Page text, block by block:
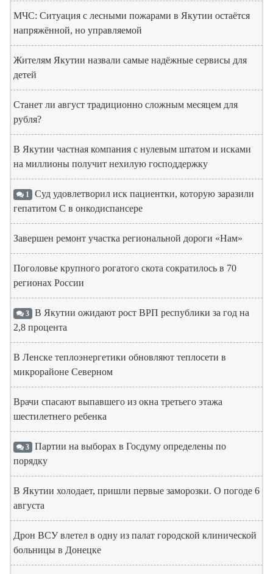
МЧС: Ситуация с лесными пожарами в Якутии остаётся
напряжённой, но управляемой
Жителям Якутии назвали самые надёжные сервисы для
детей
Станет ли август традиционно сложным месяцем для
рубля?
В Якутии частная компания с нулевым штатом и исками
на миллионы получит нехилую господдержку
1 Суд удовлетворил иск пациентки, которую заразили
гепатитом С в онкодиспансере
Завершен ремонт участка региональной дороги «Нам»
Поголовье крупного рогатого скота сократилось в 70
регионах России
3 В Якутии ожидают рост ВРП республики за год на
2,8 процента
В Ленске теплоэнергетики обновляют теплосети в
микрорайоне Северном
Врачи спасают выпавшего из окна третьего этажа
шестилетнего ребенка
3 Партии на выборах в Госдуму определены по
порядку
В Якутии холодает, пришли первые заморозки. О погоде 6
августа
Дрон ВСУ влетел в одну из палат городской клинической
больницы в Донецке